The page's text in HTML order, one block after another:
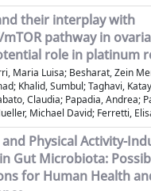
their interplay with
mTOR pathway in
role in platinum
Maria Luisa; Besharat, Zein
Khalid, Sumbul; Taghavi,
Claudia; Papadia, Andrea;
Michael David; Ferretti,
Physical Activity-
Gut Microbiota:
for Human Health